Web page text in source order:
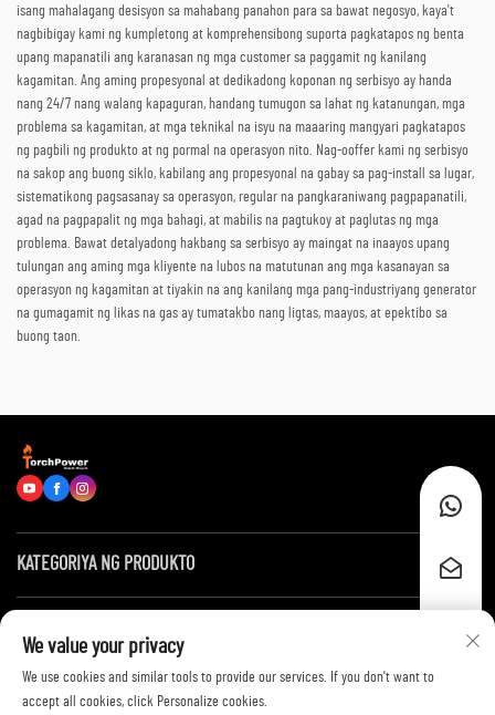
isang mahalagang desisyon sa mahabang panahon para sa bawat negosyo, kaya't
nagbibigay kami ng kumpletong at komprehensibong suporta pagkatapos ng benta
upang mapanatili ang karanasan ng mga customer sa paggamit ng kanilang
kagamitan. Ang aming propesyonal at dedikadong koponan ng serbisyo ay handa
nang 24/7 nang walang kapaguran, handang tumugon sa lahat ng katanungan, mga
problema sa kagamitan, at mga teknikal na isyu na maaaring mangyari pagkatapos
ng pagbili ng produkto at ng pormal na operasyon nito. Nag-ooffer kami ng serbisyo
na sakop ang buong siklo, kabilang ang propesyonal na gabay sa pag-install sa lugar,
sistematikong pagsasanay sa operasyon, regular na pangkaraniwang pagpapanatili,
agad na pagpapalit ng mga bahagi, at mabilis na pagtukoy at paglutas ng mga
problema. Bawat detalyadong hakbang sa serbisyo ay maingat na inaayos upang
tulungan ang aming mga kliyente na lubos na matutunan ang mga kasanayan sa
operasyon ng kagamitan at tiyakin na ang kanilang mga pang-industriyang generator
na gumagamit ng likas na gas ay tumatakbo nang ligtas, maayos, at epektibo sa
buong taon.
KATEGORIYA NG PRODUKTO
Makipag-ugnayan sa Amin
We value your privacy
We use cookies and similar tools to provide our services. If you don't want to
accept all cookies, click Personalize cookies.